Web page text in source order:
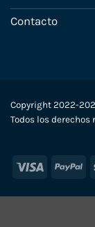
Contacto
Copyright 2022-
Todos los derechos
Visa